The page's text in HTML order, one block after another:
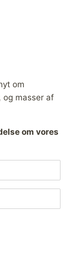
om
, og masser af
om vores